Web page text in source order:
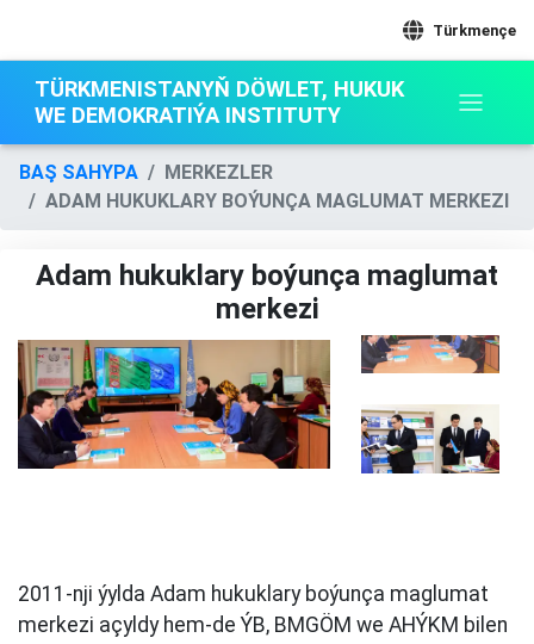
Türkmençe
TÜRKMENISTANYŇ DÖWLET, HUKUK
WE DEMOKRATIÝA INSTITUTY
BAŞ SAHYPA
MERKEZLER
ADAM HUKUKLARY BOÝUNÇA MAGLUMAT MERKEZI
Adam hukuklary boýunça maglumat
merkezi
2011-nji ýylda Adam hukuklary boýunça maglumat
merkezi açyldy hem-de ÝB, BMGÖM we AHÝKM bilen